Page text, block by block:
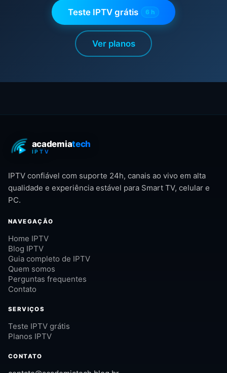
Teste IPTV grátis 6 h
Ver planos
IPTV confiável com suporte 24h, canais ao vivo em alta
qualidade e experiência estável para Smart TV, celular e
PC.
NAVEGAÇÃO
Home IPTV
Blog IPTV
Guia completo de IPTV
Quem somos
Perguntas frequentes
Contato
SERVIÇOS
Teste IPTV grátis
Planos IPTV
CONTATO